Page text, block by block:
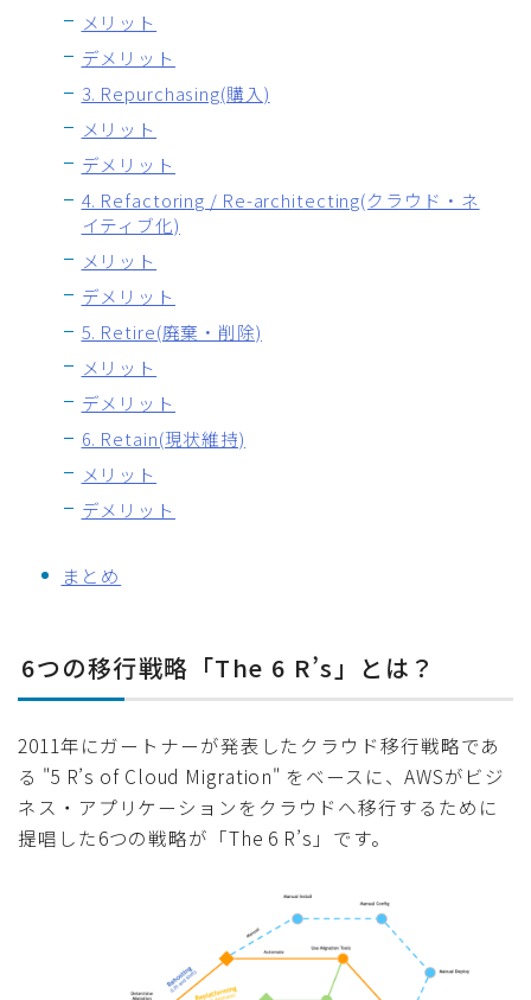
メリット
デメリット
3. Repurchasing(購入)
メリット
デメリット
4. Refactoring / Re-architecting(クラウド・ネ
イティブ化)
メリット
デメリット
5. Retire(廃棄・削除)
メリット
デメリット
6. Retain(現状維持)
メリット
デメリット
まとめ
6つの移行戦略「The 6 R’s」とは？
2011年にガートナーが発表したクラウド移行戦略であ
る "5 R’s of Cloud Migration" をベースに、AWSがビジ
ネス・アプリケーションをクラウドへ移行するために
提唱した6つの戦略が「The 6 R’s」です。